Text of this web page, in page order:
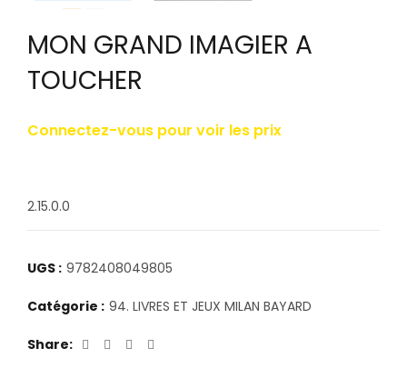
MON GRAND IMAGIER A
TOUCHER
Connectez-vous pour voir les prix
2.15.0.0
UGS : 9782408049805
Catégorie : 94. LIVRES ET JEUX MILAN BAYARD
Share